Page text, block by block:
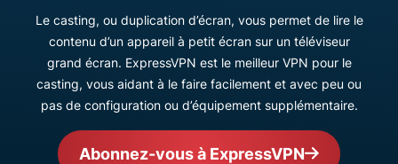
Le casting, ou duplication d’écran, vous permet de lire le
contenu d’un appareil à petit écran sur un téléviseur
grand écran. ExpressVPN est le meilleur VPN pour le
casting, vous aidant à le faire facilement et avec peu ou
pas de configuration ou d’équipement supplémentaire.
Abonnez-vous à ExpressVPN